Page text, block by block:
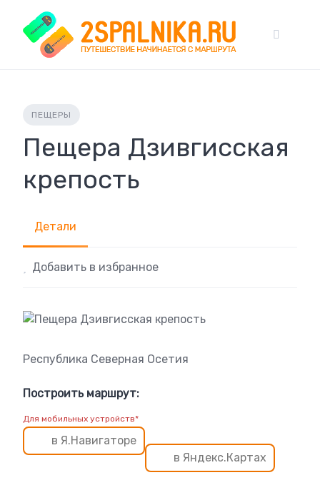
content
ПЕЩЕРЫ
Пещера Дзивгисская
крепость
Детали
Добавить в избранное
Республика Северная Осетия
Построить маршрут:
Для мобильных устройств*
в Я.Навигаторе
в Яндекс.Картах